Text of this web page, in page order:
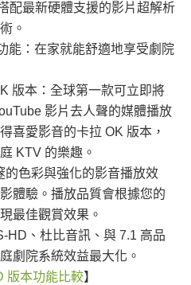
配最新硬體支援的影片超解析
。
能：在家就能舒適地享受劇院
版本：全球第一款可立即將
影片去人聲的媒體播放
喜愛影音的卡拉 OK 版本，
KTV 的樂趣。
的色彩與強化的影音播放效
體驗。播放品質會根據您的
最佳觀賞效果。
HD、杜比音訊、與 7.1 高品
劇院系統效益最大化。
版本功能比較】